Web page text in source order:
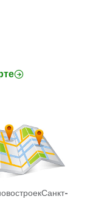
Санкт-